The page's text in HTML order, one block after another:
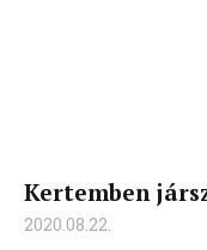
Kertemben
2020.08.22.